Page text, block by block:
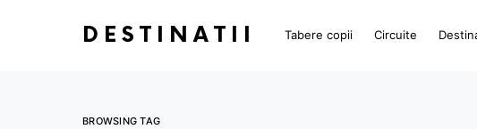
DESTINATII Tabere copii Circuite
BROWSING TAG